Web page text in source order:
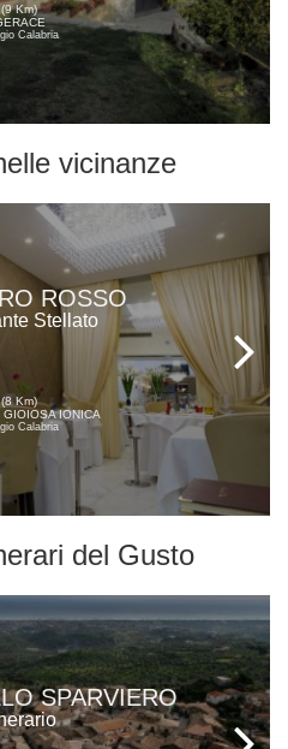
(9 Km)
Calabria
vicinanze
ROSSO
Stellato
(8 Km)
GIOIOSA IONICA
Calabria
del Gusto
SPARVIERO